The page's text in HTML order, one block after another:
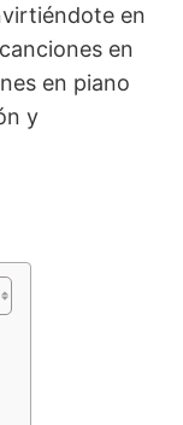
en
en
en piano
y